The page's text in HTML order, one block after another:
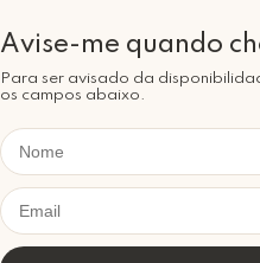
Para ser avisado da
os campos abaixo.